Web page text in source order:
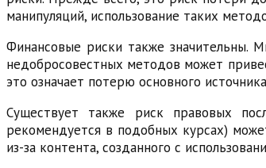
манипуляций, использование таких
Финансовые риски также значительны.
недобросовестных методов может
это означает потерю основного
Существует также риск правовых
рекомендуется в подобных курсах)
из-за контента, созданного с